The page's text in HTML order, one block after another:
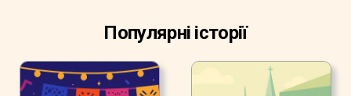
Популярні історії